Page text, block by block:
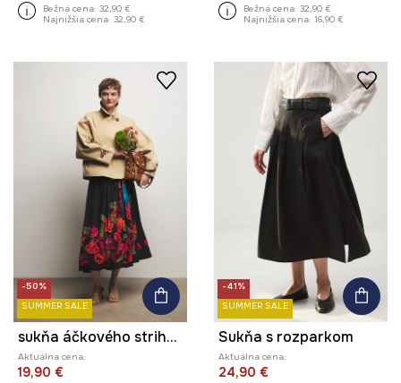
Bežná cena: 32,90 €
Najnižšia cena: 32,90 €
Bežná cena: 32,90 €
Najnižšia cena: 16,90 €
-50%
SUMMER SALE
sukňa áčkového strihu s viskózou z kolekcie Ilona Tambor x Medicine
Aktuálna cena:
19,90 €
-41%
SUMMER SALE
Sukňa s rozparkom
Aktuálna cena:
24,90 €